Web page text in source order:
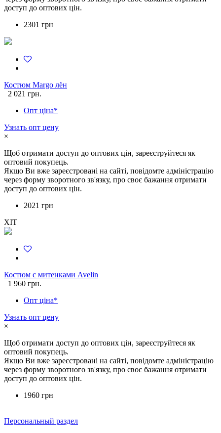
доступ до оптових цін.
2301 грн
Костюм Margo лён
2 021 грн.
Опт ціна*
Узнать опт цену
×
Щоб отримати доступ до оптових цін, зареєструйтеся як
оптовий покупець.
Якщо Ви вже зареєстровані на сайті, повідомте адміністрацію
через форму зворотного зв'язку, про своє бажання отримати
доступ до оптових цін.
2021 грн
ХІТ
Костюм c митенками Avelin
1 960 грн.
Опт ціна*
Узнать опт цену
×
Щоб отримати доступ до оптових цін, зареєструйтеся як
оптовий покупець.
Якщо Ви вже зареєстровані на сайті, повідомте адміністрацію
через форму зворотного зв'язку, про своє бажання отримати
доступ до оптових цін.
1960 грн
Персональный раздел